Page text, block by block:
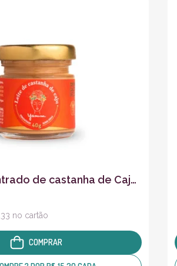
de castanha de Caju
no cartão
COMPRAR